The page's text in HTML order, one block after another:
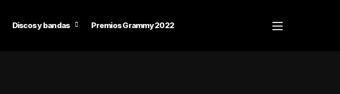
Discos y bandas Premios Grammy 2022